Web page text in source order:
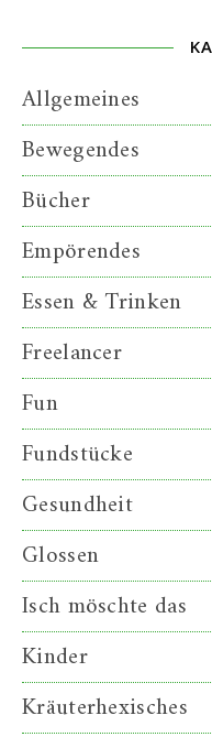
Allgemeines
Bewegendes
Bücher
Empörendes
Essen & Trinken
Freelancer
Fun
Fundstücke
Gesundheit
Glossen
Isch möschte das
Kinder
Kräuterhexisches